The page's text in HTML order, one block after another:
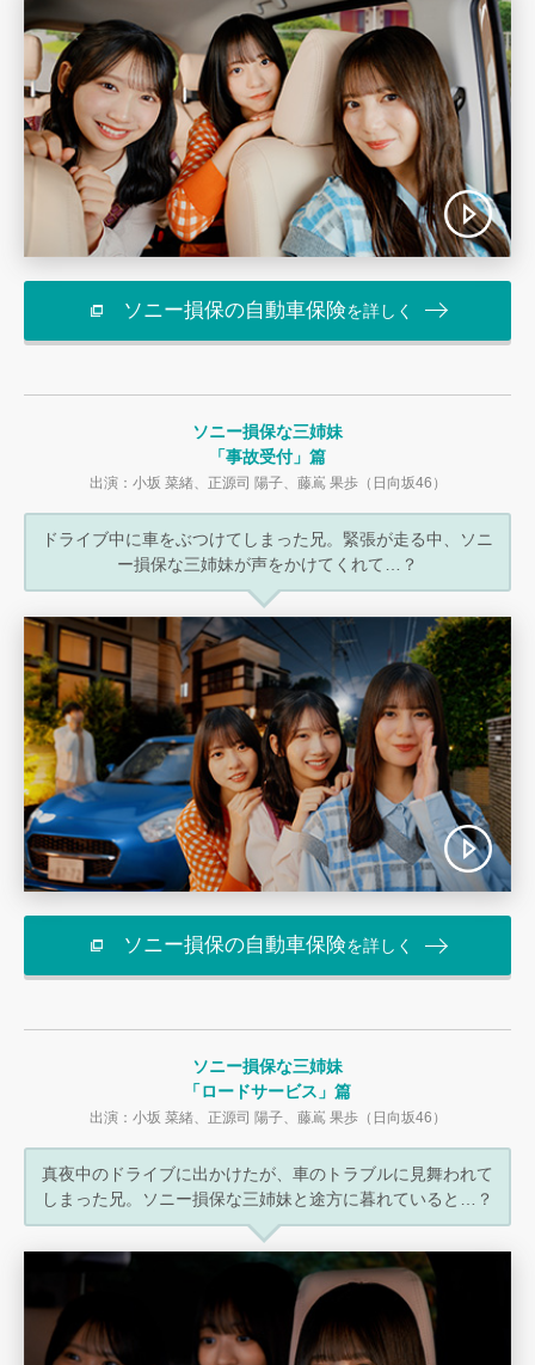
ソニー損保の自動車保険を詳しく
ソニー損保な三姉妹
「事故受付」篇
出演：小坂 菜緒、正源司 陽子、藤嶌 果歩（日向坂46）
ドライブ中に車をぶつけてしまった兄。 緊張が走る中、ソニ
ー損保な三姉妹が声をかけてくれて…？
ソニー損保の自動車保険を詳しく
ソニー損保な三姉妹
「ロードサービス」篇
出演：小坂 菜緒、正源司 陽子、藤嶌 果歩（日向坂46）
真夜中のドライブに出かけたが、 車のトラブルに見舞われて
しまった兄。
ソニー損保な三姉妹と途方に暮れていると…？